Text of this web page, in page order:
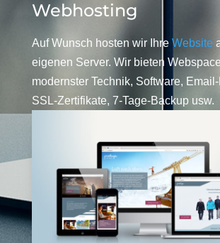
Webhosting
Auf Wunsch hosten wir Ihre Website
eigenen Server. Wir bieten
modernster Technik, Software,
SSL-Zertifikate, 7-Tage-Backup usw.